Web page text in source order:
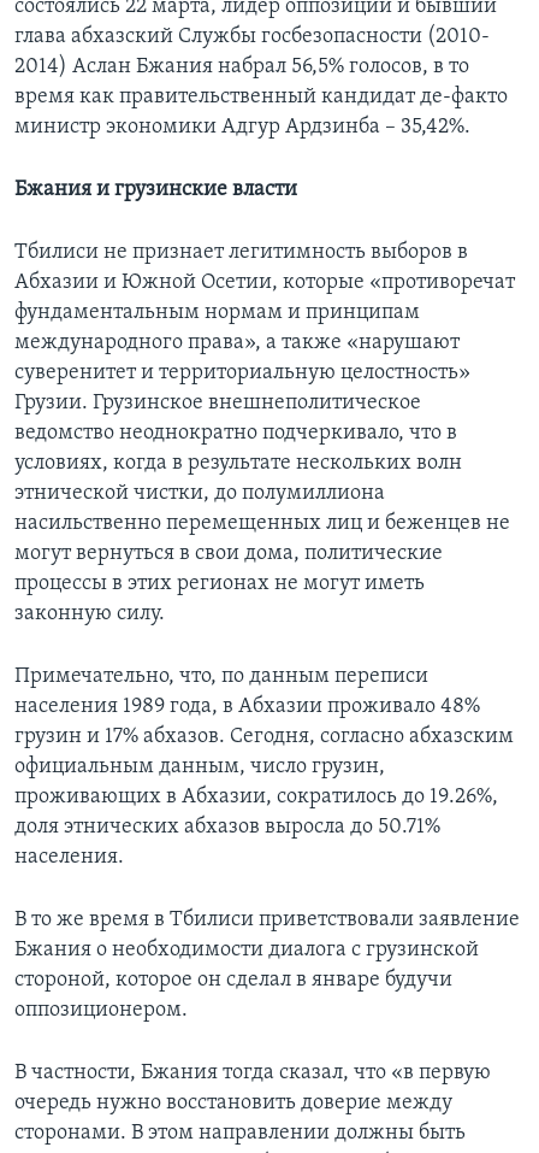
состоялись 22 марта, лидер оппозиции и бывший
глава абхазский Службы госбезопасности (2010-
2014) Аслан Бжания набрал 56,5% голосов, в то
время как правительственный кандидат де-факто
министр экономики Адгур Ардзинба – 35,42%.
Бжания и грузинские власти
Тбилиси не признает легитимность выборов в
Абхазии и Южной Осетии, которые «противоречат
фундаментальным нормам и принципам
международного права», а также «нарушают
суверенитет и территориальную целостность»
Грузии. Грузинское внешнеполитическое
ведомство неоднократно подчеркивало, что в
условиях, когда в результате нескольких волн
этнической чистки, до полумиллиона
насильственно перемещенных лиц и беженцев не
могут вернуться в свои дома, политические
процессы в этих регионах не могут иметь
законную силу.
Примечательно, что, по данным переписи
населения 1989 года, в Абхазии проживало 48%
грузин и 17% абхазов. Сегодня, согласно абхазским
официальным данным, число грузин,
проживающих в Абхазии, сократилось до 19.26%,
доля этнических абхазов выросла до 50.71%
населения.
В то же время в Тбилиси приветствовали заявление
Бжания о необходимости диалога с грузинской
стороной, которое он сделал в январе будучи
оппозиционером.
В частности, Бжания тогда сказал, что «в первую
очередь нужно восстановить доверие между
сторонами. В этом направлении должны быть